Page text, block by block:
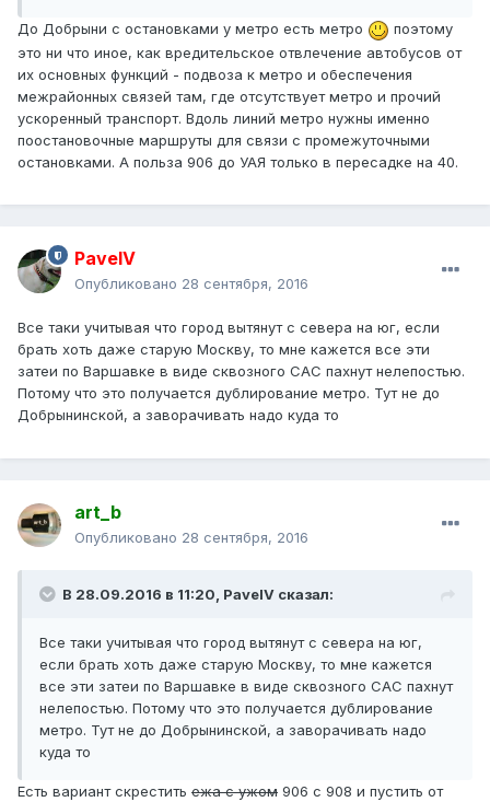
До Добрыни с остановками у метро есть метро
поэтому
это ни что иное, как вредительское отвлечение автобусов от
их основных функций - подвоза к метро и обеспечения
межрайонных связей там, где отсутствует метро и прочий
ускоренный транспорт. Вдоль линий метро нужны именно
поостановочные маршруты для связи с промежуточными
остановками. А польза 906 до УАЯ только в пересадке на 40.
PavelV
Опубликовано 28 сентября, 2016
Все таки учитывая что город вытянут с севера на юг, если
брать хоть даже старую Москву, то мне кажется все эти
затеи по Варшавке в виде сквозного САС пахнут нелепостью.
Потому что это получается дублирование метро. Тут не до
Добрынинской, а заворачивать надо куда то
art_b
Опубликовано 28 сентября, 2016
В 28.09.2016 в 11:20, PavelV сказал:
Все таки учитывая что город вытянут с севера на юг,
если брать хоть даже старую Москву, то мне кажется
все эти затеи по Варшавке в виде сквозного САС пахнут
нелепостью. Потому что это получается дублирование
метро. Тут не до Добрынинской, а заворачивать надо
куда то
Есть вариант скрестить ежа с ужом 906 с 908 и пустить от